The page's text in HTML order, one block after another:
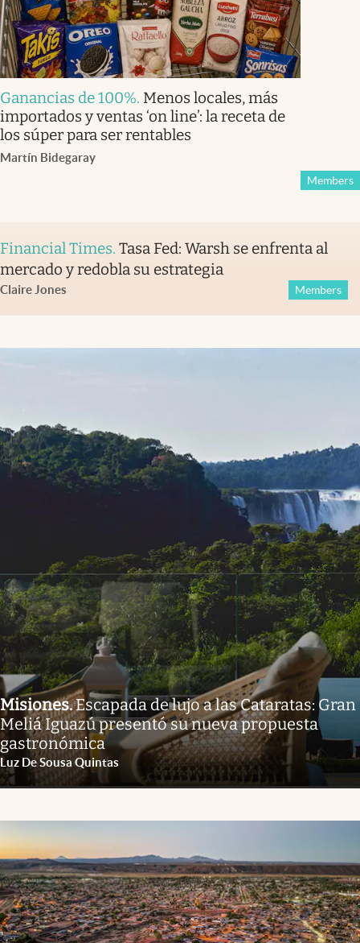
Ganancias de 100%. Menos locales, más
importados y ventas ‘on line’: la receta de
los súper para ser rentables
Martín Bidegaray
Members
Financial Times. Tasa Fed: Warsh se enfrenta al
mercado y redobla su estrategia
Claire Jones Members
Misiones.Escapada de lujo a las Cataratas: Gran
Meliá Iguazú presentó su nueva propuesta
gastronómica
Luz De Sousa Quintas